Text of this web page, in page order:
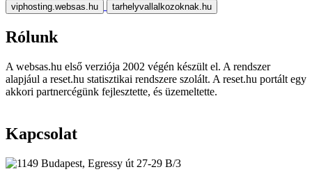
viphosting.websas.hu
tarhelyvallalkozoknak.hu
Rólunk
A websas.hu első verziója 2002 végén készült el. A rendszer
alapjául a reset.hu statisztikai rendszere szolált. A reset.hu portált egy
akkori partnercégünk fejlesztette, és üzemeltette.
Kapcsolat